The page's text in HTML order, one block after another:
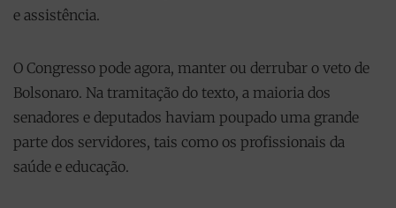
e assistência.
O Congresso pode agora, manter ou derrubar o veto de
Bolsonaro. Na tramitação do texto, a maioria dos
senadores e deputados haviam poupado uma grande
parte dos servidores, tais como os profissionais da
saúde e educação.